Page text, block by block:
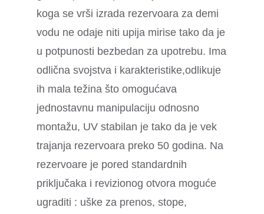
koga se vrši izrada rezervoara za demi
vodu ne odaje niti upija mirise tako da je
u potpunosti bezbedan za upotrebu. Ima
odlična svojstva i karakteristike,odlikuje
ih mala težina što omogućava
jednostavnu manipulaciju odnosno
montažu, UV stabilan je tako da je vek
trajanja rezervoara preko 50 godina. Na
rezervoare je pored standardnih
priključaka i revizionog otvora moguće
ugraditi : uške za prenos, stope,